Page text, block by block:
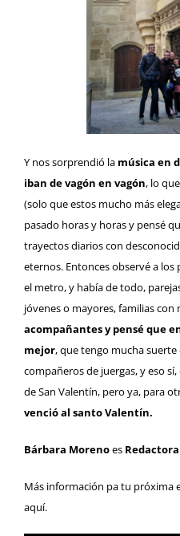
Y nos sorprendió la música en
iban de vagón en vagón, lo
(solo que estos mucho más
pasado horas y horas y pensé
trayectos diarios con
eternos. Entonces observé a los
el metro, y había de todo,
jóvenes o mayores, familias con
acompañantes y pensé que
mejor, que tengo mucha
compañeros de juergas, y eso
de San Valentín, pero ya, para
venció al santo Valentín.
Bárbara Morenoes Redactora
Más información pa tu próxima
aquí.